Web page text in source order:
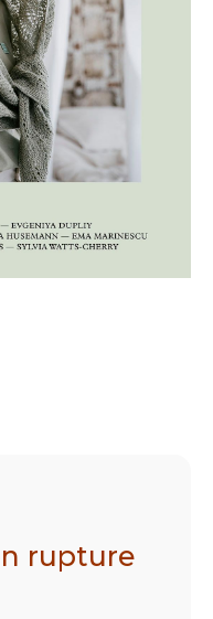
rupture